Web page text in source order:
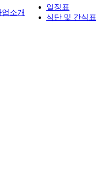
업소개
일정표
식단 및 간식표